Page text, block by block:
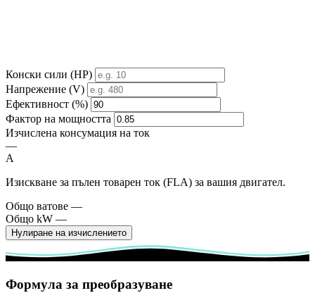
Конски сили (HP)
Напрежение (V)
Ефективност (%)
Фактор на мощността
Изчислена консумация на ток
—
A
Изискване за пълен товарен ток (FLA) за вашия двигател.
Общо ватове —
Общо kW —
Нулиране на изчислението
Формула за преобразуване